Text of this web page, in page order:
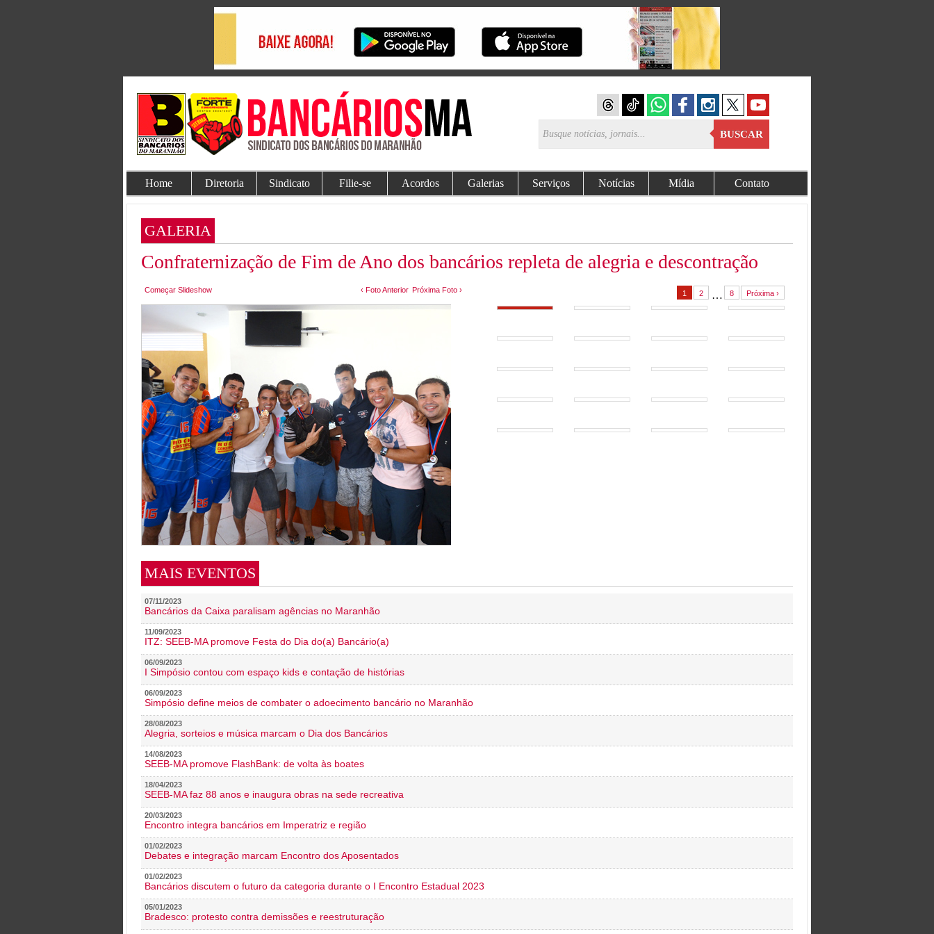
BUSCAR
Home Diretoria Sindicato Filie-se Acordos Galerias Serviços Notícias Mídia Contato
GALERIA
Confraternização de Fim de Ano dos bancários repleta de alegria e descontração
Começar Slideshow ‹ Foto Anterior Próxima Foto › 1 2 … 8 Próxima ›
MAIS EVENTOS
07/11/2023
Bancários da Caixa paralisam agências no Maranhão
11/09/2023
ITZ: SEEB-MA promove Festa do Dia do(a) Bancário(a)
06/09/2023
I Simpósio contou com espaço kids e contação de histórias
06/09/2023
Simpósio define meios de combater o adoecimento bancário no Maranhão
28/08/2023
Alegria, sorteios e música marcam o Dia dos Bancários
14/08/2023
SEEB-MA promove FlashBank: de volta às boates
18/04/2023
SEEB-MA faz 88 anos e inaugura obras na sede recreativa
20/03/2023
Encontro integra bancários em Imperatriz e região
01/02/2023
Debates e integração marcam Encontro dos Aposentados
01/02/2023
Bancários discutem o futuro da categoria durante o I Encontro Estadual 2023
05/01/2023
Bradesco: protesto contra demissões e reestruturação